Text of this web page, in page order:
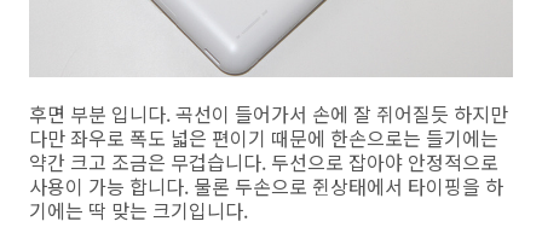
후면 부분 입니다. 곡선이 들어가서 손에 잘 쥐어질듯 하지만
다만 좌우로 폭도 넓은 편이기 때문에 한손으로는 들기에는
약간 크고 조금은 무겁습니다. 두선으로 잡아야 안정적으로
사용이 가능 합니다. 물론 두손으로 쥔상태에서 타이핑을 하
기에는 딱 맞는 크기입니다.